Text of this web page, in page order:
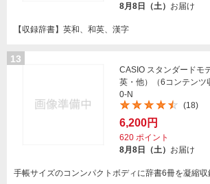
8月8日（土） お届け
【収録辞書】英和、和英、漢字
13
CASIO スタンダードモ
英・他）（6コンテンツ
0-N
(18)
6,200円
620 ポイント
8月8日（土） お届け
手帳サイズのコンンパクトボディに辞書6冊を凝縮収